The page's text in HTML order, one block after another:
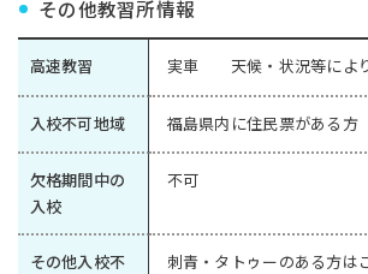
その他教習所情報
高速教習 実車 天候・状況等によ
入校不可地域 福島県内に住民票がある方
欠格期間中の
入校
不可
その他入校不
刺青・タトゥーのある方は